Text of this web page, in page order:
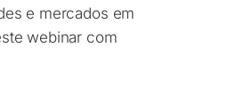
e mercados em
webinar com